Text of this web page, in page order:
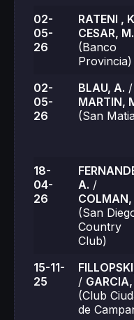
02-
05-
26
RATENI ,
CESAR, M.
(Banco
Provincia)
02-
05-
26
BLAU, A. /
MARTIN,
(San
18-
04-
26
A. /
COLMAN,
(San
Country
Club)
15-11-
25
/
(Club
de